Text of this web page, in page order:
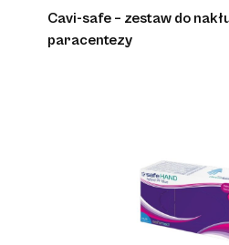
Cavi-safe – zestaw do
paracentezy